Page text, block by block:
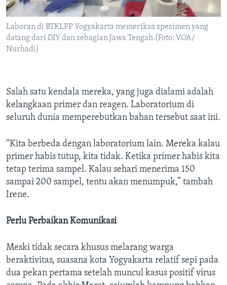
Laboran di BTKLPP Yogyakarta memeriksa spesimen yang
datang dari DIY dan sebagian Jawa Tengah.(Foto: VOA/
Nurhadi)
Salah satu kendala mereka, yang juga dialami adalah
kelangkaan primer dan reagen. Laboratorium di
seluruh dunia memperebutkan bahan tersebut saat ini.
“Kita berbeda dengan laboratorium lain. Mereka kalau
primer habis tutup, kita tidak. Ketika primer habis kita
tetap terima sampel. Kalau sehari menerima 150
sampai 200 sampel, tentu akan menumpuk,” tambah
Irene.
Perlu Perbaikan Komunikasi
Meski tidak secara khusus melarang warga
beraktivitas, suasana kota Yogyakarta relatif sepi pada
dua pekan pertama setelah muncul kasus positif virus